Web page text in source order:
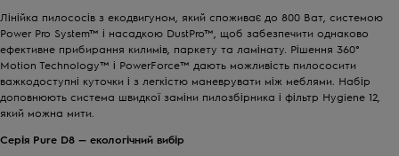
Лінійка пилососів з екодвигуном, який споживає до 800 Ват, системою
Power Pro System™ і насадкою DustPro™, щоб забезпечити однаково
ефективне прибирання килимів, паркету та ламінату. Рішення 360°
Motion Technology™ і PowerForce™ дають можливість пилососити
важкодоступні куточки і з легкістю маневрувати між меблями. Набір
доповнюють система швидкої заміни пилозбірника і фільтр Hygiene 12,
який можна мити.
Серія Pure D8 — екологічний вибір